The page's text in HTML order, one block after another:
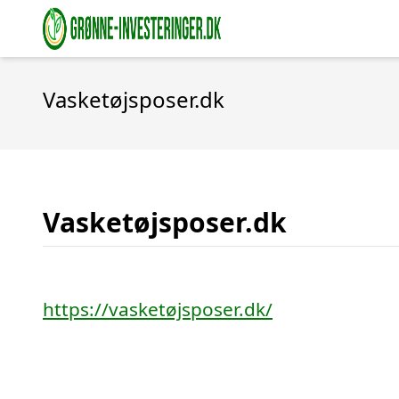
Vasketøjsposer.dk
Vasketøjsposer.dk
https://vasketøjsposer.dk/